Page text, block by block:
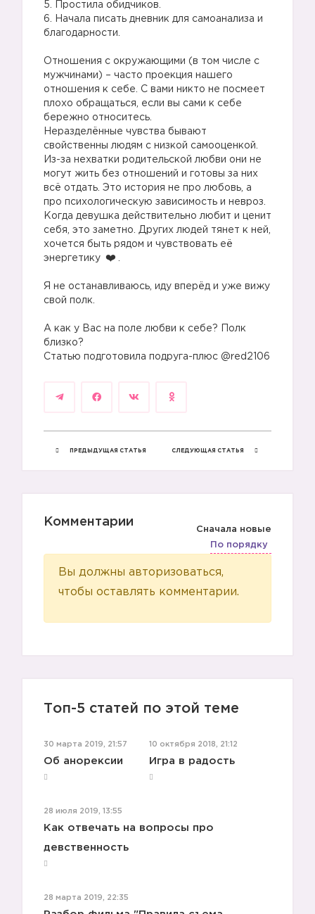
5. Простила обидчиков.
6. Начала писать дневник для самоанализа и
благодарности.
Отношения с окружающими (в том числе с
мужчинами) – часто проекция нашего
отношения к себе. С вами никто не посмеет
плохо обращаться, если вы сами к себе
бережно относитесь.
Неразделённые чувства бывают
свойственны людям с низкой самооценкой.
Из-за нехватки родительской любви они не
могут жить без отношений и готовы за них
всё отдать. Это история не про любовь, а
про психологическую зависимость и невроз.
Когда девушка действительно любит и ценит
себя, это заметно. Других людей тянет к ней,
хочется быть рядом и чувствовать её
энергетику
Я не останавливаюсь, иду вперёд и уже вижу
свой полк.
А как у Вас на поле любви к себе? Полк
близко?
Статью подготовила подруга-плюс @red2106
ПРЕДЫДУЩАЯ СТАТЬЯ СЛЕДУЮЩАЯ СТАТЬЯ
Комментарии
Сначала новые
По порядку
Вы должны авторизоваться,
чтобы оставлять комментарии.
Топ-5 статей по этой теме
30 марта 2019, 21:57
Об анорексии
10 октября 2018, 21:12
Игра в радость
28 июля 2019, 13:55
Как отвечать на вопросы про
девственность
28 марта 2019, 22:35